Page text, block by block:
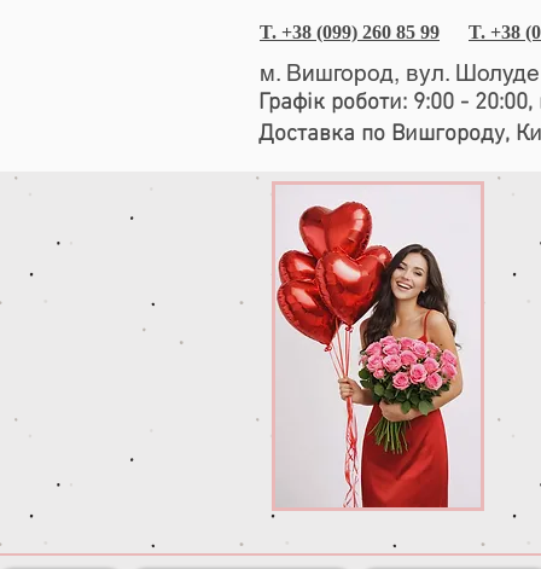
T. +38 (099) 260 85 99 T. +38
м. Вишгород, вул.
Графік роботи: 9:00 -
Доставка по Вишгороду,